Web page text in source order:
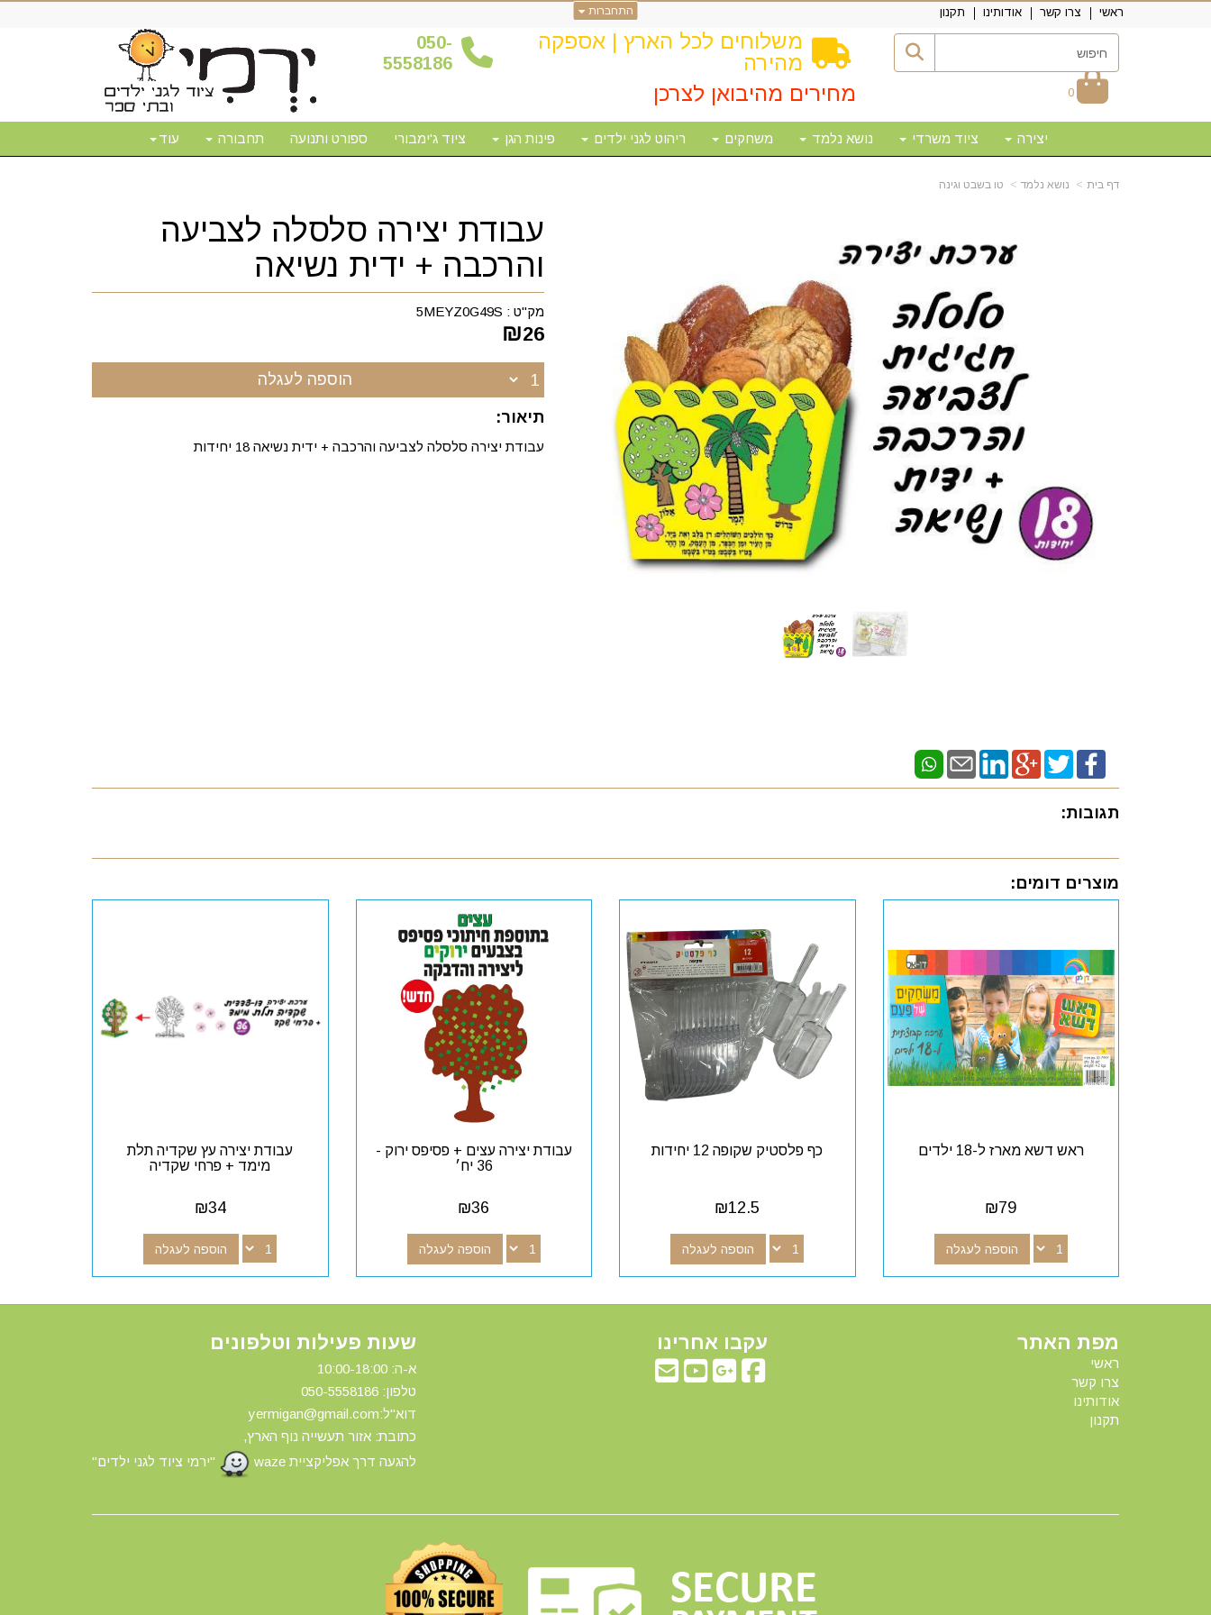
התחברות ראשי צרו קשר אודותינו תקנון
0
משלוחים לכל הארץ | אספקה
מהירה
050-
5558186
מחירים מהיבואן לצרכן
יצירה ציוד משרדי נושא נלמד משחקים ריהוט לגני ילדים פינות הגן ציוד ג'ימבורי ספורט ותנועה תחבורה עוד
דף בית נושא נלמד טו בשבט וגינה
עבודת יצירה סלסלה לצביעה
והרכבה + ידית נשיאה
מק"ט : 5MEYZ0G49S
₪26
הוספה לעגלה
תיאור:
עבודת יצירה סלסלה לצביעה והרכבה + ידית נשיאה 18 יחידות
תגובות:
מוצרים דומים:
ראש דשא מארז ל-18 ילדים
₪79
הוספה לעגלה
כף פלסטיק שקופה 12 יחידות
₪12.5
הוספה לעגלה
עבודת יצירה עצים + פסיפס ירוק -
36 יח׳
₪36
הוספה לעגלה
עבודת יצירה עץ שקדיה תלת
מימד + פרחי שקדיה
₪34
הוספה לעגלה
מפת האתר
ראשי
צרו קשר
אודותינו
תקנון
עקבו אחרינו שעות פעילות וטלפונים
א-ה: 10:00-18:00
טלפון: 0 50-5558186
דוא"ל:yermigan@gmail.com
כתובת: אזור תעשייה נוף הארץ,
להגעה דרך אפליקציית waze
"ירמי ציוד לגני ילדים"